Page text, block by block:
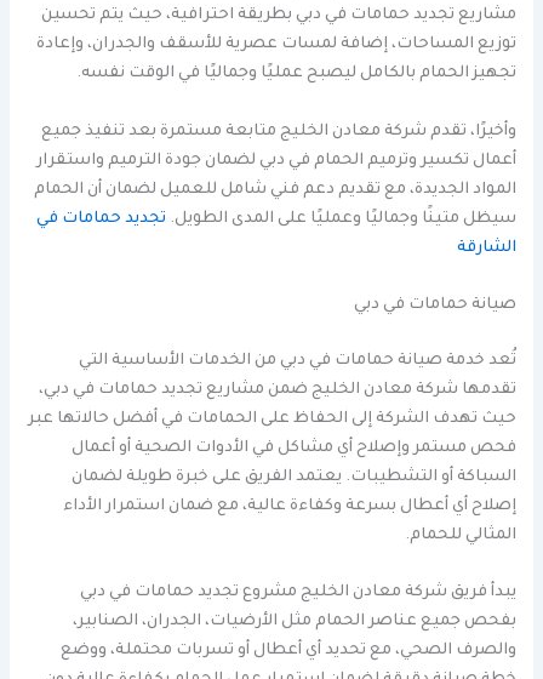
مشاريع تجديد حمامات في دبي بطريقة احترافية، حيث يتم تحسين
توزيع المساحات، إضافة لمسات عصرية للأسقف والجدران، وإعادة
تجهيز الحمام بالكامل ليصبح عمليًا وجماليًا في الوقت نفسه.
وأخيرًا، تقدم شركة معادن الخليج متابعة مستمرة بعد تنفيذ جميع
أعمال تكسير وترميم الحمام في دبي لضمان جودة الترميم واستقرار
المواد الجديدة، مع تقديم دعم فني شامل للعميل لضمان أن الحمام
سيظل متينًا وجماليًا وعمليًا على المدى الطويل. تجديد حمامات في
الشارقة
صيانة حمامات في دبي
تُعد خدمة صيانة حمامات في دبي من الخدمات الأساسية التي
تقدمها شركة معادن الخليج ضمن مشاريع تجديد حمامات في دبي،
حيث تهدف الشركة إلى الحفاظ على الحمامات في أفضل حالاتها عبر
فحص مستمر وإصلاح أي مشاكل في الأدوات الصحية أو أعمال
السباكة أو التشطيبات. يعتمد الفريق على خبرة طويلة لضمان
إصلاح أي أعطال بسرعة وكفاءة عالية، مع ضمان استمرار الأداء
المثالي للحمام.
يبدأ فريق شركة معادن الخليج مشروع تجديد حمامات في دبي
بفحص جميع عناصر الحمام مثل الأرضيات، الجدران، الصنابير،
والصرف الصحي، مع تحديد أي أعطال أو تسربات محتملة، ووضع